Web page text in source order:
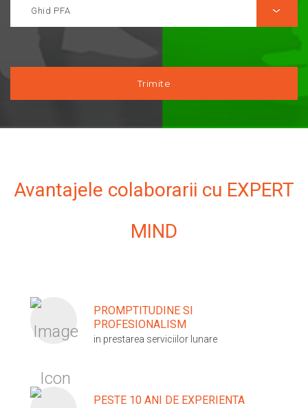
Avantajele colaborarii cu EXPERT
MIND
PROMPTITUDINE SI
PROFESIONALISM
in prestarea serviciilor lunare
PESTE 10 ANI DE EXPERIENTA